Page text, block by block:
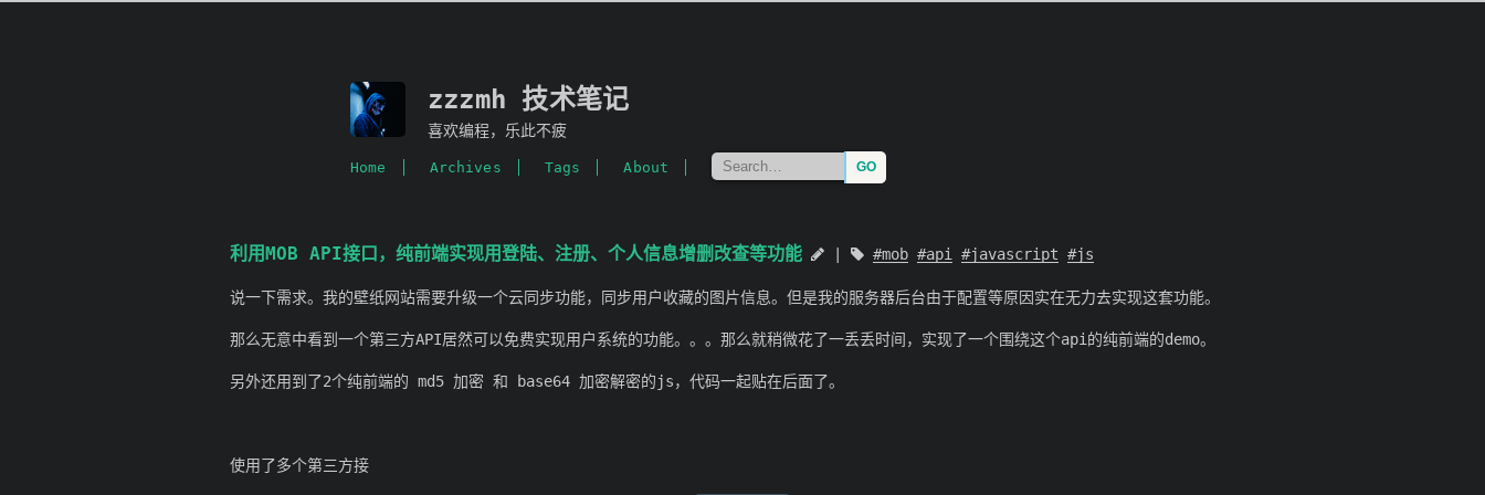
zzzmh 技术笔记
喜欢编程，乐此不疲
Home Archives Tags About
利用MOB API接口，纯前端实现用登陆、注册、个人信息增删改查等功能 mob api javascript js
说一下需求。我的壁纸网站需要升级一个云同步功能，同步用户收藏的图片信息。但是我的服务器后台由于配置等原因实在无力去实现这套功能。
那么无意中看到一个第三方API居然可以免费实现用户系统的功能。。。那么就稍微花了一丢丢时间，实现了一个围绕这个api的纯前端的demo。
另外还用到了2个纯前端的 md5 加密 和 base64 加密解密的js，代码一起贴在后面了。
使用了多个第三方接